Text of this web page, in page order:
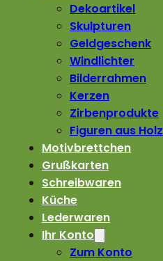
Dekoartikel
Skulpturen
Geldgeschenk
Windlichter
Bilderrahmen
Kerzen
Zirbenprodukte
Figuren aus Holz
Motivbrettchen
Grußkarten
Schreibwaren
Küche
Lederwaren
Ihr Konto
Zum Konto